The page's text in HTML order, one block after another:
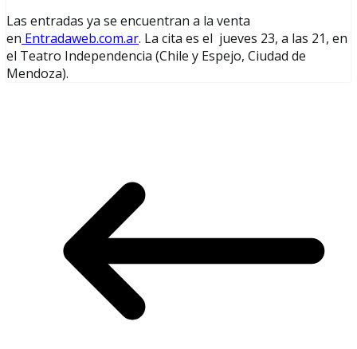
Las entradas ya se encuentran a la venta
en Entradaweb.com.ar. La cita es el jueves 23, a las 21, en
el Teatro Independencia (Chile y Espejo, Ciudad de
Mendoza).